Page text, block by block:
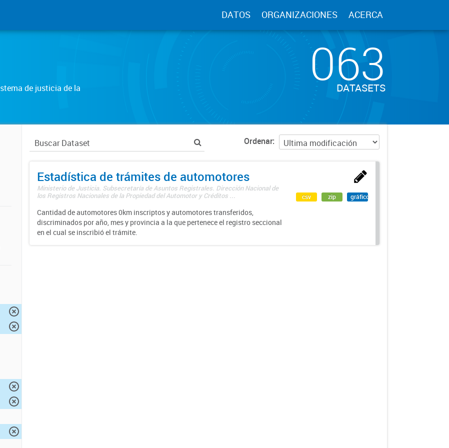
DATOS ORGANIZACIONES ACERCA
de justicia de la
063
DATASETS
Ordenar
Estadística de trámites de automotores
Ministerio de Justicia. Subsecretaría de Asuntos Registrales. Dirección Nacional de
los Registros Nacionales de la Propiedad del Automotor y Créditos ...
Cantidad de automotores 0km inscriptos y automotores transferidos,
discriminados por año, mes y provincia a la que pertenece el registro seccional
en el cual se inscribió el trámite.
csv zip gráfico